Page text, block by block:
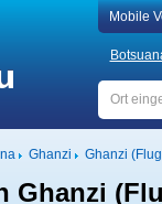
Mobile
Ghanzi Ghanzi
Ghanzi